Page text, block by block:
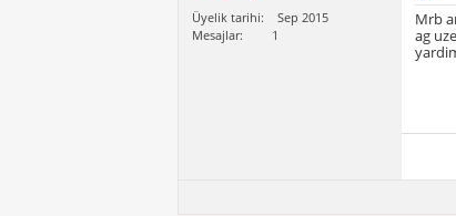
Üyelik tarihi
Sep 2015
Mesajlar
1
Mrb
ag